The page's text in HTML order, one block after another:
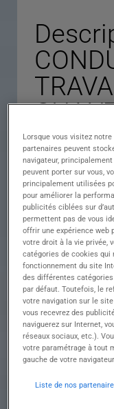
Descriptif du
que Conducteur
vous aurez
• Organiser,
démolition,
• Coordonner
chantier.
• Garantir le
objectifs
• Assurer la
matériel,
évacuation des
• Veiller à la
sur les
de
(direction) et les
Lorsque vous visitez
partenaires peuvent
navigateur,
peuvent porter sur vous,
principalement utilisées
pour améliorer la
publicités ciblées sur
permettent pas de vous
offrir une expérience web
votre droit à la vie privée,
catégories de cookies
fonctionnement du site
des différentes
par défaut. Toutefois, le
votre navigation sur le
vous recevrez des
naviguerez sur Internet,
réseaux sociaux, etc.).
votre paramétrage à tout
gauche de votre navigateur.
Liste de nos